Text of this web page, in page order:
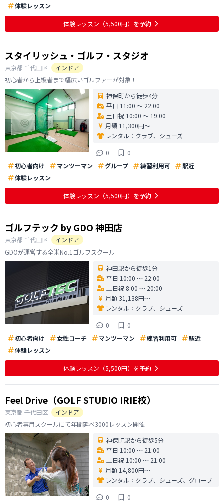
体験レッスン
体験レッスン （5,500円） を予約
スタイリッシュ・ゴルフ・スタジオ
東京都 千代田区
インドア
初心者から上級者まで幅広いゴルファーが対象！
神保町から徒歩4分
平日 11:00 〜 22:00
土日祝 10:00 〜 19:00
月額 11,300円〜
レンタル： クラブ、シューズ
0
0
初心者向け
マンツーマン グループ 練習利用可
駅近
体験レッスン
体験レッスン （5,500円） を予約
ゴルフテック by GDO 神田店
東京都 千代田区
インドア
GDOが運営する全米No.1ゴルフスクール
神田駅から徒歩1分
平日 10:00 〜 22:00
土日祝 8:00 〜 20:00
月額 31,138円〜
レンタル： クラブ、シューズ
0
0
初心者向け
女性コーチ マンツーマン 練習利用可
駅近
体験レッスン
体験レッスン （5,500円） を予約
Feel Drive（GOLF STUDIO IRIE校）
東京都 千代田区
インドア
初心者専用スクールにて年間延べ3000レッスン開催
神保町駅から徒歩5分
平日 10:00 〜 21:00
土日祝 10:00 〜 21:00
月額 14,800円〜
レンタル： クラブ、シューズ、グローブ
0
0